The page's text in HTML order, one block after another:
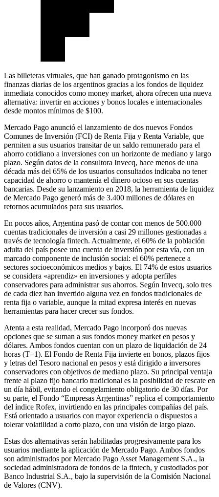
Las billeteras virtuales, que han ganado protagonismo en las
finanzas diarias de los argentinos gracias a los fondos de liquidez
inmediata conocidos como money market, ahora ofrecen una nueva
alternativa: invertir en acciones y bonos locales e internacionales
desde montos mínimos de $100.
Mercado Pago anunció el lanzamiento de dos nuevos Fondos
Comunes de Inversión (FCI) de Renta Fija y Renta Variable, que
permiten a sus usuarios transitar de un saldo remunerado para el
ahorro cotidiano a inversiones con un horizonte de mediano y largo
plazo. Según datos de la consultora Invecq, hace menos de una
década más del 65% de los usuarios consultados indicaba no tener
capacidad de ahorro o mantenía el dinero ocioso en sus cuentas
bancarias. Desde su lanzamiento en 2018, la herramienta de liquidez
de Mercado Pago generó más de 3.400 millones de dólares en
retornos acumulados para sus usuarios.
En pocos años, Argentina pasó de contar con menos de 500.000
cuentas tradicionales de inversión a casi 29 millones gestionadas a
través de tecnología fintech. Actualmente, el 60% de la población
adulta del país posee una cuenta de inversión por esta vía, con un
marcado componente de inclusión social: el 60% pertenece a
sectores socioeconómicos medios y bajos. El 74% de estos usuarios
se considera «aprendiz» en inversiones y adopta perfiles
conservadores para administrar sus ahorros. Según Invecq, solo tres
de cada diez han invertido alguna vez en fondos tradicionales de
renta fija o variable, aunque la mitad expresa interés en nuevas
herramientas para hacer crecer sus fondos.
Atenta a esta realidad, Mercado Pago incorporó dos nuevas
opciones que se suman a sus fondos money market en pesos y
dólares. Ambos fondos cuentan con un plazo de liquidación de 24
horas (T+1). El Fondo de Renta Fija invierte en bonos, plazos fijos
y letras del Tesoro nacional en pesos y está dirigido a inversores
conservadores con objetivos de mediano plazo. Su principal ventaja
frente al plazo fijo bancario tradicional es la posibilidad de rescate en
un día hábil, evitando el congelamiento obligatorio de 30 días. Por
su parte, el Fondo “Empresas Argentinas” replica el comportamiento
del índice Rofex, invirtiendo en las principales compañías del país.
Está orientado a usuarios con mayor experiencia o dispuestos a
tolerar volatilidad a corto plazo, con una visión de largo plazo.
Estas dos alternativas serán habilitadas progresivamente para los
usuarios mediante la aplicación de Mercado Pago. Ambos fondos
son administrados por Mercado Pago Asset Management S.A., la
sociedad administradora de fondos de la fintech, y custodiados por
Banco Industrial S.A., bajo la supervisión de la Comisión Nacional
de Valores (CNV).